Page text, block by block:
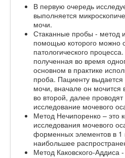
В первую очередь
выполняется
мочи.
Стаканные пробы - метод
помощью которого можно
патологического
полученная во время
основном в практике
проба. Пациенту
мочи, вначале он мочится
во второй, далее
исследование мочевого
Метод Нечипоренко – это
исследования мочевого
форменных элементов в 1
наибольшее
Метод Каковского-Аддиса